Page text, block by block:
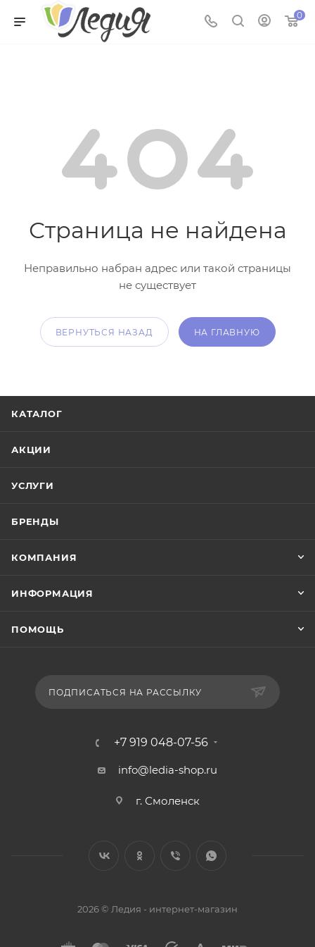
0
Страница не найдена
Неправильно набран адрес или такой страницы
не существует
ВЕРНУТЬСЯ НАЗАД НА ГЛАВНУЮ
КАТАЛОГ
АКЦИИ
УСЛУГИ
БРЕНДЫ
КОМПАНИЯ
ИНФОРМАЦИЯ
ПОМОЩЬ
ПОДПИСАТЬСЯ НА РАССЫЛКУ
+7 919 048-07-56
info@ledia-shop.ru
г. Смоленск
2026 © Ледия - интернет-магазин